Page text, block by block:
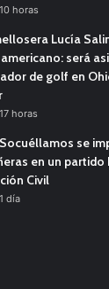
horas
Lucía
será
de golf en
horas
se
en un
Civil
día